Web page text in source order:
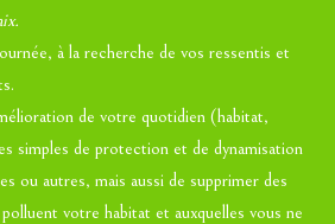
à la recherche de vos ressentis et
de votre quotidien (habitat,
simples de protection et de dynamisation
ou autres, mais aussi de supprimer des
votre habitat et auxquelles vous ne